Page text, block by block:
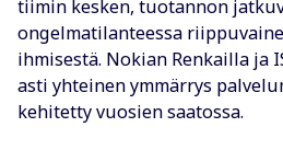
tiimin kesken, tuotannon
ongelmatilanteessa
ihmisestä. Nokian Renkailla ja
asti yhteinen ymmärrys
kehitetty vuosien saatossa.